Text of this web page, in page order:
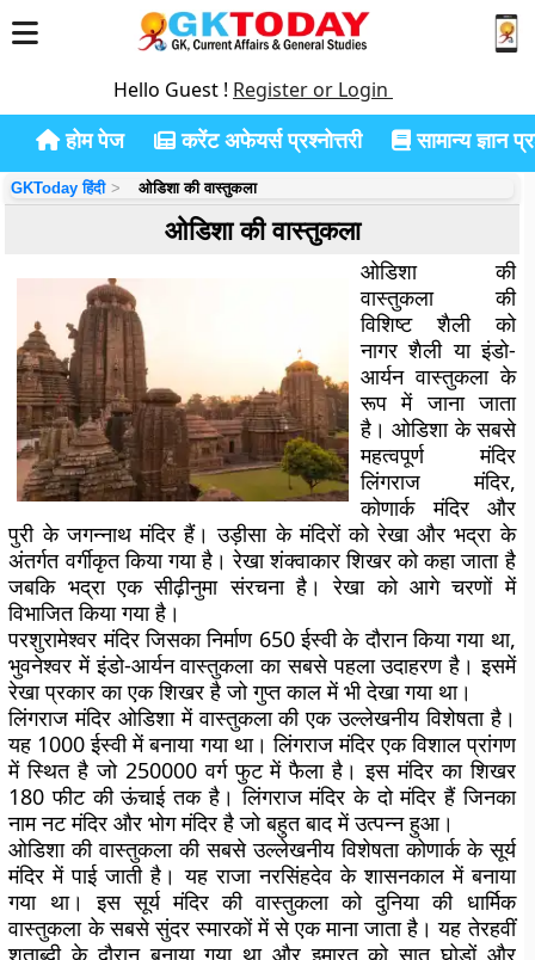
Hello Guest ! Register or Login
होम पेज करेंट अफेयर्स प्रश्नोत्तरी सामान्य ज्ञान
GKToday हिंदी ओडिशा की वास्तुकला
ओडिशा की वास्तुकला
ओडिशा की
वास्तुकला की
विशिष्ट शैली को
नागर शैली या इंडो-
आर्यन वास्तुकला के
रूप में जाना जाता
है। ओडिशा के सबसे
महत्वपूर्ण मंदिर
लिंगराज मंदिर,
कोणार्क मंदिर और
पुरी के जगन्नाथ मंदिर हैं। उड़ीसा के मंदिरों को रेखा और भद्रा के
अंतर्गत वर्गीकृत किया गया है। रेखा शंक्वाकार शिखर को कहा जाता है
जबकि भद्रा एक सीढ़ीनुमा संरचना है। रेखा को आगे चरणों में
विभाजित किया गया है।
परशुरामेश्वर मंदिर जिसका निर्माण 650 ईस्वी के दौरान किया गया था,
भुवनेश्वर में इंडो-आर्यन वास्तुकला का सबसे पहला उदाहरण है। इसमें
रेखा प्रकार का एक शिखर है जो गुप्त काल में भी देखा गया था।
लिंगराज मंदिर ओडिशा में वास्तुकला की एक उल्लेखनीय विशेषता है।
यह 1000 ईस्वी में बनाया गया था। लिंगराज मंदिर एक विशाल प्रांगण
में स्थित है जो 250000 वर्ग फुट में फैला है। इस मंदिर का शिखर
180 फीट की ऊंचाई तक है। लिंगराज मंदिर के दो मंदिर हैं जिनका
नाम नट मंदिर और भोग मंदिर है जो बहुत बाद में उत्पन्न हुआ।
ओडिशा की वास्तुकला की सबसे उल्लेखनीय विशेषता कोणार्क के सूर्य
मंदिर में पाई जाती है। यह राजा नरसिंहदेव के शासनकाल में बनाया
गया था। इस सूर्य मंदिर की वास्तुकला को दुनिया की धार्मिक
वास्तुकला के सबसे सुंदर स्मारकों में से एक माना जाता है। यह तेरहवीं
शताब्दी के दौरान बनाया गया था और इमारत को सात घोड़ों और